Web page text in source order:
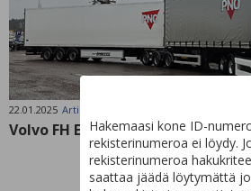
22.01.2025 Artikkelit ja koneuutiset
Volvo FH Electric Aero –
Hakemaasi kone ID-
rekisterinumeroa ei löydy.
rekisterinumeroa
saattaa jäädä löytymättä